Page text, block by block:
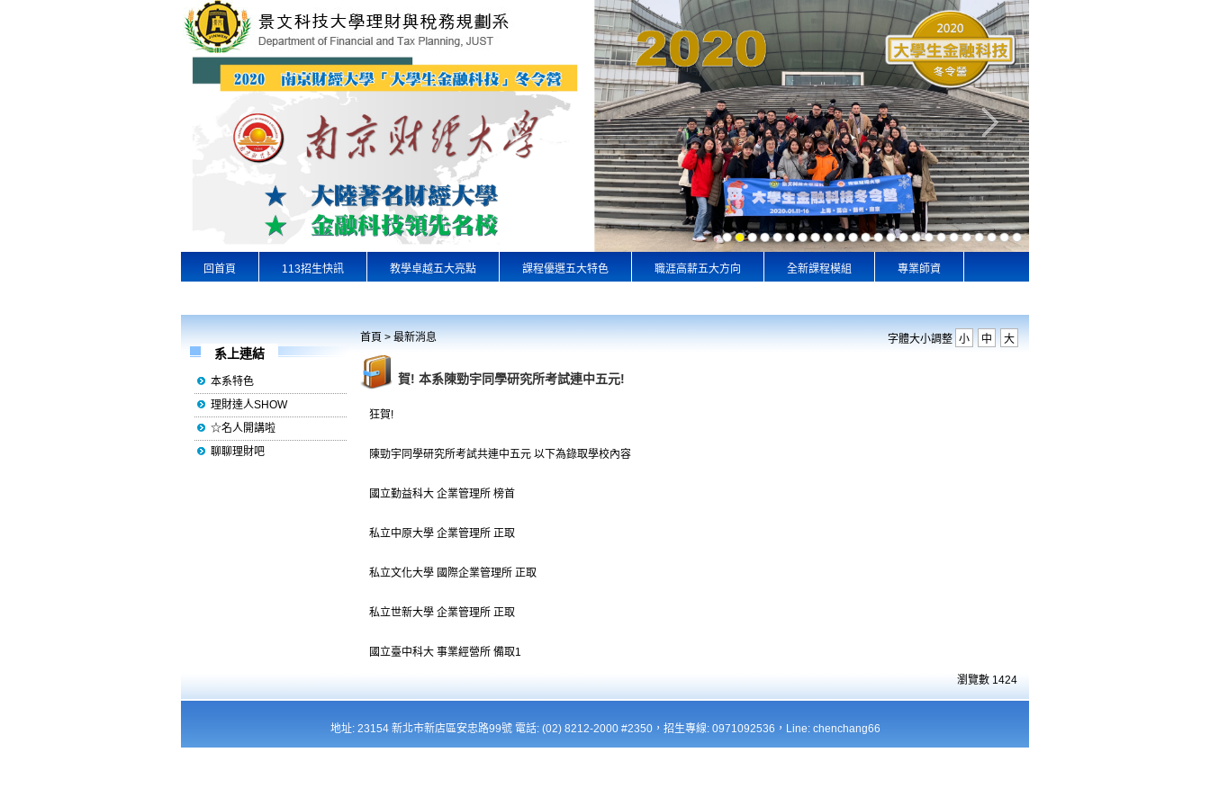
回首頁 113招生快訊 教學卓越五大亮點 課程優選五大特色 職涯高薪五大方向 全新課程模組 專業師資
系上連結
本系特色
理財達人SHOW
☆名人開講啦
聊聊理財吧
首頁 > 最新消息 字體大小調整 小 中 大
賀! 本系陳勁宇同學研究所考試連中五元!
狂賀!
陳勁宇同學研究所考試共連中五元 以下為錄取學校內容
國立勤益科大 企業管理所 榜首
私立中原大學 企業管理所 正取
私立文化大學 國際企業管理所 正取
私立世新大學 企業管理所 正取
國立臺中科大 事業經營所 備取1
瀏覽數 1424
地址: 23154 新北市新店區安忠路99號 電話: (02) 8212-2000 #2350，招生專線: 0971092536，Line: chenchang66